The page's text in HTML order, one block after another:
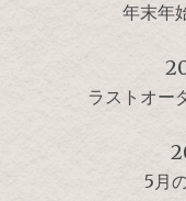
年末年
ラストオー
5月